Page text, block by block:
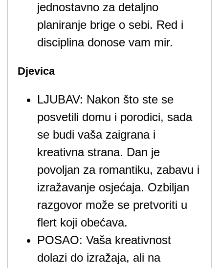
jednostavno za detaljno
planiranje brige o sebi. Red i
disciplina donose vam mir.
Djevica
LJUBAV: Nakon što ste se
posvetili domu i porodici, sada
se budi vaša zaigrana i
kreativna strana. Dan je
povoljan za romantiku, zabavu i
izražavanje osjećaja. Ozbiljan
razgovor može se pretvoriti u
flert koji obećava.
POSAO: Vaša kreativnost
dolazi do izražaja, ali na